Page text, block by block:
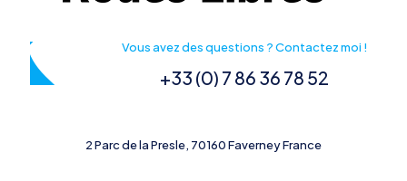
Vous avez des questions ? Contactez moi !
+33 (0) 7 86 36 78 52
2 Parc de la Presle, 70160 Faverney France